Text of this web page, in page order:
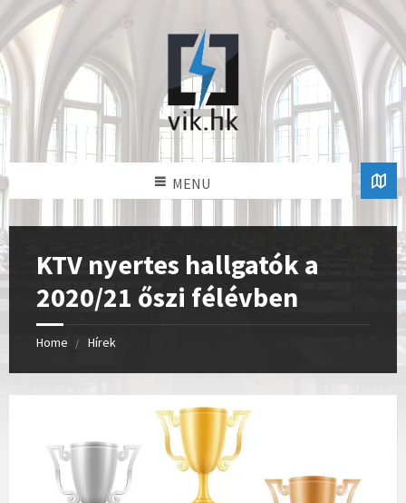
MENU
KTV nyertes hallgatók a
2020/21 őszi félévben
Home Hírek